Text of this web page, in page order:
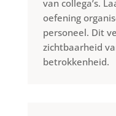
van collega’s.
oefening
personeel. Dit
zichtbaarheid
betrokkenheid.